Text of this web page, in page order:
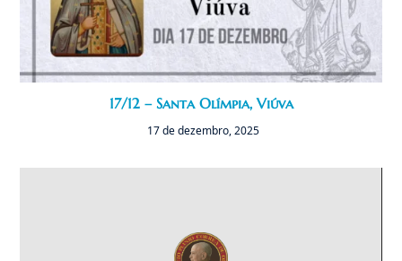
17/12 – Santa Olímpia, Viúva
17 de dezembro, 2025